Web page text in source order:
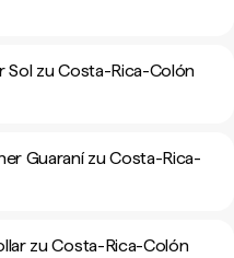
Sol zu Costa-Rica-Colón
Guaraní zu Costa-Rica-
zu Costa-Rica-Colón